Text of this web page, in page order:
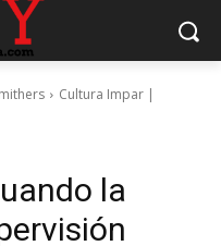
Cultura Impar |
la